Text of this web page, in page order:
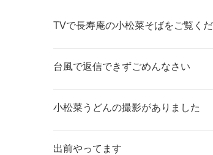
TVで長寿庵の小松菜そばをご覧く
台風で返信できずごめんなさい
小松菜うどんの撮影がありました
出前やってます